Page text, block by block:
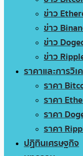
ข่าว
ข่าว
ข่าว
ข่าว
ราคาและการวิเ
ราคา
ราคา
ราคา
ราคา
ปฏิทินเศรษฐกิจ